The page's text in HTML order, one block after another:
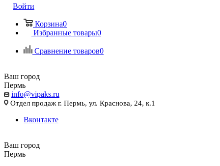
Войти
Корзина0
Избранные товары0
Сравнение товаров0
Ваш город
Пермь
info@vipaks.ru
Отдел продаж г. Пермь, ул. Краснова, 24, к.1
Вконтакте
Ваш город
Пермь